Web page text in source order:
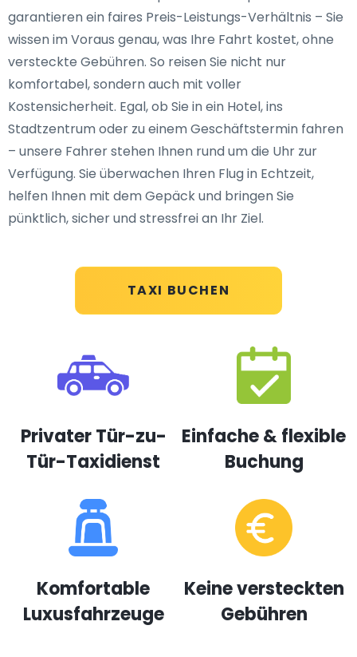
TAXI BUCHEN
garantieren ein faires Preis-Leistungs-Verhältnis – Sie
wissen im Voraus genau, was Ihre Fahrt kostet, ohne
versteckte Gebühren. So reisen Sie nicht nur
komfortabel, sondern auch mit voller
Kostensicherheit. Egal, ob Sie in ein Hotel, ins
Stadtzentrum oder zu einem Geschäftstermin fahren
– unsere Fahrer stehen Ihnen rund um die Uhr zur
Verfügung. Sie überwachen Ihren Flug in Echtzeit,
helfen Ihnen mit dem Gepäck und bringen Sie
pünktlich, sicher und stressfrei an Ihr Ziel.
Privater Tür-zu-
Tür-Taxidienst
Einfache & flexible
Buchung
Komfortable
Luxusfahrzeuge
Keine versteckten
Gebühren